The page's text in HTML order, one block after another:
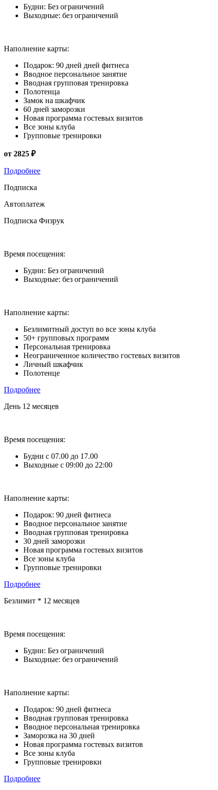
Будни: Без ограничений
Выходные: без ограничений
Наполнение карты:
Подарок: 90 дней дней фитнеса
Вводное персональное занятие
Вводная групповая тренировка
Полотенца
Замок на шкафчик
60 дней заморозки
Новая программа гостевых визитов
Все зоны клуба
Групповые тренировки
от 2825 ₽
Подробнее
Подписка
Автоплатеж
Подписка Физрук
Время посещения:
Будни: Без ограничений
Выходные: без ограничений
Наполнение карты:
Безлимитный доступ во все зоны клуба
50+ групповых программ
Персональная тренировка
Неограниченное количество гостевых визитов
Личный шкафчик
Полотенце
Подробнее
День 12 месяцев
Время посещения:
Будни с 07.00 до 17.00
Выходные с 09:00 до 22:00
Наполнение карты:
Подарок: 90 дней фитнеса
Вводное персональное занятие
Вводная групповая тренировка
30 дней заморозки
Новая программа гостевых визитов
Все зоны клуба
Групповые тренировки
Подробнее
Безлимит * 12 месяцев
Время посещения:
Будни: Без ограничений
Выходные: без ограничений
Наполнение карты:
Подарок: 90 дней фитнеса
Вводная групповая тренировка
Вводное персональная тренировка
Заморозка на 30 дней
Новая программа гостевых визитов
Все зоны клуба
Групповые тренировки
Подробнее